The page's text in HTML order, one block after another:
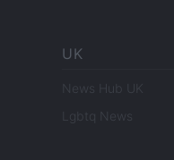
UK
News Hub UK
Lgbtq News